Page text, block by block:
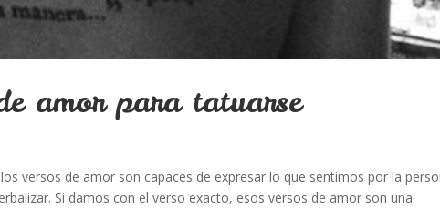
amor para tatuarse
versos de amor son capaces de expresar lo que sentimos por la
Si damos con el verso exacto, esos versos de amor son una